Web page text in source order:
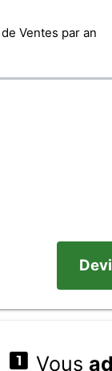
Ventes par an
Vous